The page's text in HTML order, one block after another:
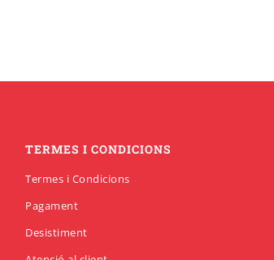
TERMES I CONDICIONS
Termes i Condicions
Pagament
Desistiment